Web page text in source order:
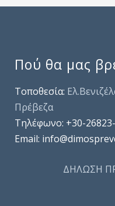
Πού θα μας
Τοποθεσία:
Πρέβεζα
Τηλέφωνo: +30-
Email:
ΔΗΛΩΣΗ